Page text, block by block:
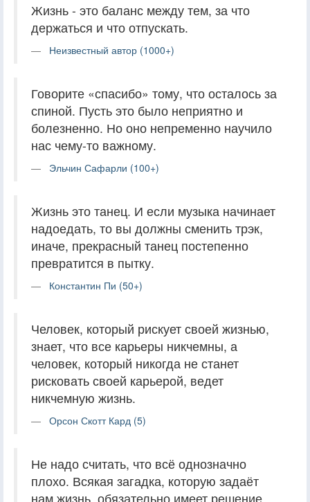
Жизнь - это баланс между тем, за что
держаться и что отпускать.
Неизвестный автор (1000+)
Говорите «спасибо» тому, что осталось за
спиной. Пусть это было неприятно и
болезненно. Но оно непременно научило
нас чему-то важному.
Эльчин Сафарли (100+)
Жизнь это танец. И если музыка начинает
надоедать, то вы должны сменить трэк,
иначе, прекрасный танец постепенно
превратится в пытку.
Константин Пи (50+)
Человек, который рискует своей жизнью,
знает, что все карьеры никчемны, а
человек, который никогда не станет
рисковать своей карьерой, ведет
никчемную жизнь.
Орсон Скотт Кард (5)
Не надо считать, что всё однозначно
плохо. Всякая загадка, которую задаёт
нам жизнь, обязательно имеет решение,